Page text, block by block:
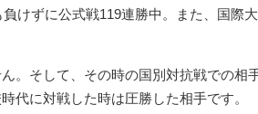
けずに公式戦119連勝中。また、国際
。そして、その時の国別対抗戦での相
代に対戦した時は圧勝した相手です。